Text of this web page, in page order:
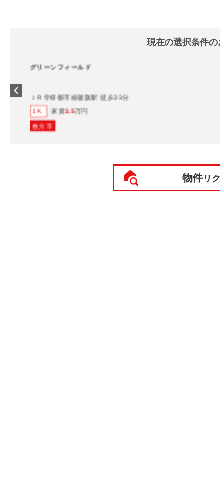
現在の選択条件
グリーンフィールド
ＪＲ学研都市線藤阪駅 徒歩33分
1Ｋ
家賃3.5万円
枚方市
物件リ